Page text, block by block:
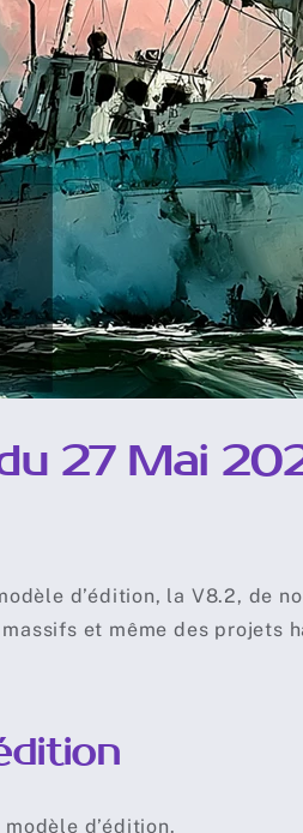
27 Mai
d’édition, la V8.2, de
et même des projets
d’édition.